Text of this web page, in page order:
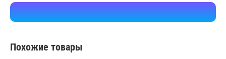
Похожие товары